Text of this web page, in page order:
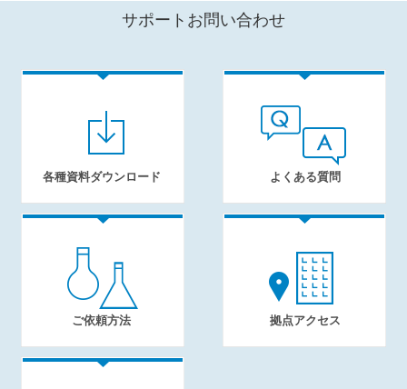
サポートお問い合わせ
各種資料ダウンロード よくある質問
ご依頼方法 拠点アクセス